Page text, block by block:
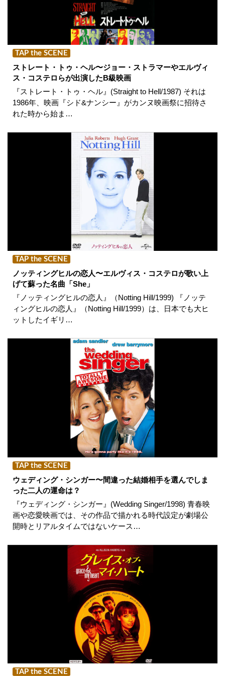
TAP the SCENE
ストレート・トゥ・ヘル〜ジョー・ストラマーやエルヴィ
ス・コステロらが出演したB級映画
『ストレート・トゥ・ヘル』(Straight to Hell/1987) それは
1986年、映画『シド&ナンシー』がカンヌ映画祭に招待さ
れた時から始ま…
TAP the SCENE
ノッティングヒルの恋人〜エルヴィス・コステロが歌い上
げて蘇った名曲「She」
『ノッティングヒルの恋人』（Notting Hill/1999) 『ノッテ
ィングヒルの恋人』（Notting Hill/1999）は、日本でも大ヒ
ットしたイギリ…
TAP the SCENE
ウェディング・シンガー〜間違った結婚相手を選んでしま
った二人の運命は？
『ウェディング・シンガー』(Wedding Singer/1998) 青春映
画や恋愛映画では、その作品で描かれる時代設定が劇場公
開時とリアルタイムではないケース…
TAP the SCENE